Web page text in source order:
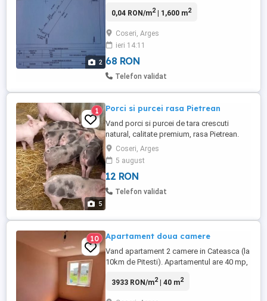
2
totalitate; - distanțe: Pitești (aprox. 15 km);
autostrada A1 (conform poze, maxim 5
minute de mers cu mașina); - utilități pe
partea terenului: ...
0,04 RON/m2| 1,600 m2
Coseri, Arges
ieri 14:11
68 RON
Telefon validat
5
1 Porci si purcei rasa Pietrean
Vand porci si purcei de tara crescuti
natural, calitate premium, rasa Pietrean.
Cei mici 17 lei kg in viu iar cei mari 12 lei kg
in viu. Mai multe detalii la tel .
Coseri, Arges
5 august
12 RON
Telefon validat
10 Apartament doua camere
Vand apartament 2 camere in Cateasca (la
10km de Pitesti). Apartamentul are 40 mp,
parcare. Toate utilitatile incluse plus gaze
3933 RON/m2| 40 m2